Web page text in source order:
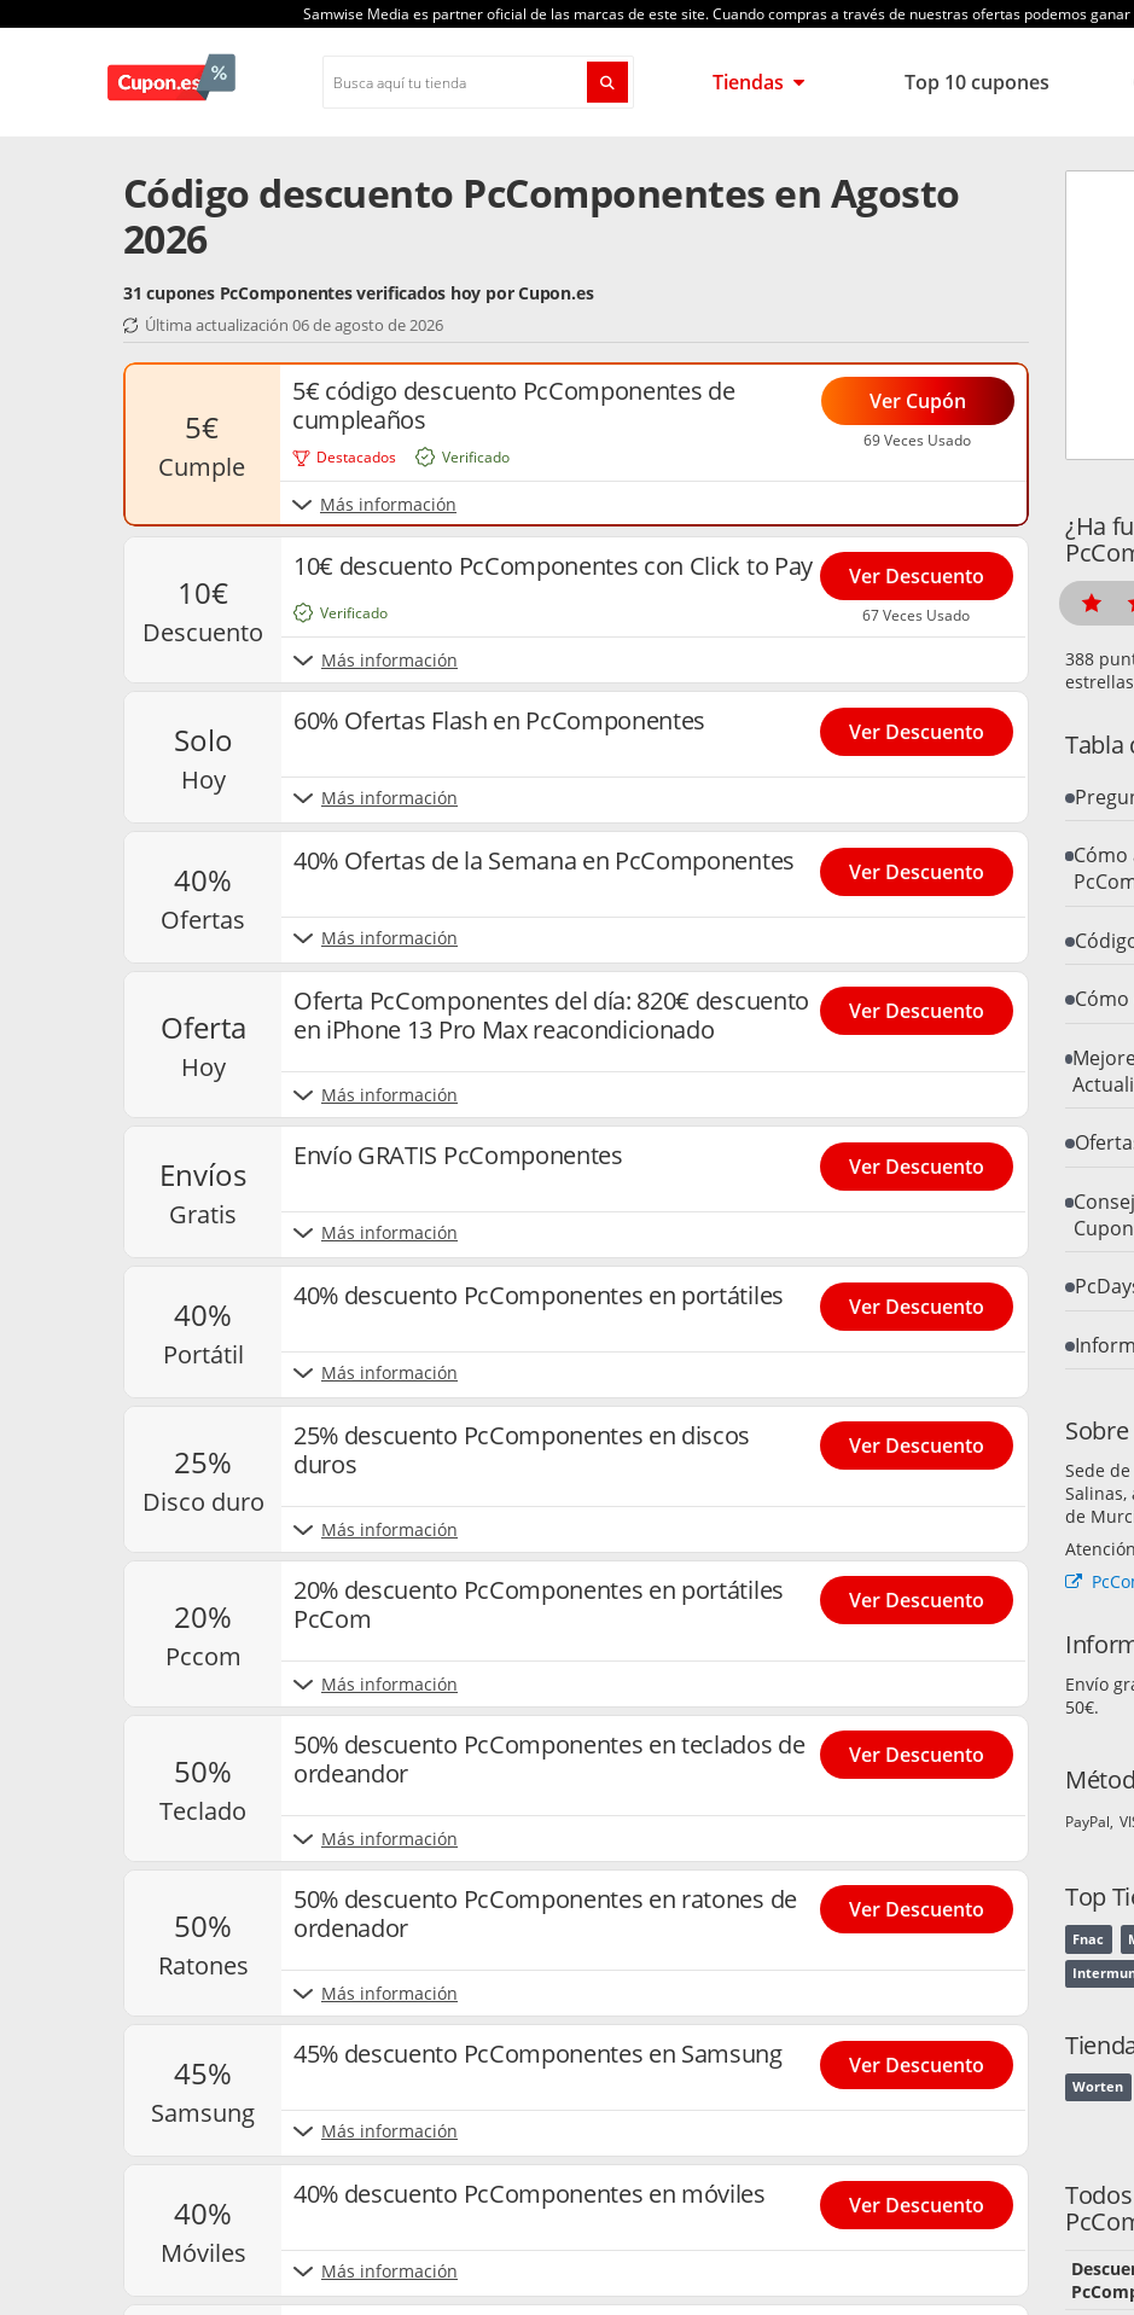
Samwise Media es partner oficial de las marcas de este site. Cuando compras a través de nuestras ofertas podemos
Tiendas Top 10 cupones
Código descuento PcComponentes en Agosto
2026
31 cupones PcComponentes verificados hoy por Cupon.es
Última actualización 06 de agosto de 2026
Destacados
5€
cumple
5€ código descuento PcComponentes de
cumpleaños
Más información
69 Veces Usado
Verificado
Ver Cupón
10€
descuento
10€ descuento PcComponentes con Click to Pay
Más información
Verificado 67 Veces Usado
Ver Descuento
solo
hoy
60% Ofertas Flash en PcComponentes
Más información
Ver Descuento
40%
ofertas
40% Ofertas de la Semana en PcComponentes
Más información
Ver Descuento
oferta
hoy
Oferta PcComponentes del día: 820€ descuento
en iPhone 13 Pro Max reacondicionado
Más información
Ver Descuento
envíos
gratis
Envío GRATIS PcComponentes
Más información
Ver Descuento
40%
portátil
40% descuento PcComponentes en portátiles
Más información
Ver Descuento
25%
disco duro
25% descuento PcComponentes en discos
duros
Más información
Ver Descuento
20%
pccom
20% descuento PcComponentes en portátiles
PcCom
Más información
Ver Descuento
50%
teclado
50% descuento PcComponentes en teclados de
ordeandor
Más información
Ver Descuento
50%
ratones
50% descuento PcComponentes en ratones de
ordenador
Más información
Ver Descuento
45%
samsung
45% descuento PcComponentes en Samsung
Más información
Ver Descuento
40%
móviles
40% descuento PcComponentes en móviles
Más información
Ver Descuento
¿Ha
estrellas
Tabla
Sede
Salinas,
de
Envío
50€.
PayPal
Top
Fnac
Worten